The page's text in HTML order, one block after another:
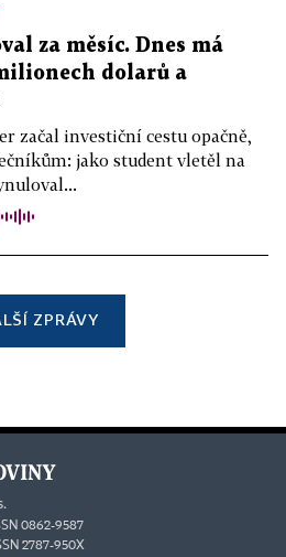
za měsíc. Dnes má
dolarů a
začal investiční cestu opačně,
jako student vletěl na
ZPRÁVY
0862-9587
2787-950X